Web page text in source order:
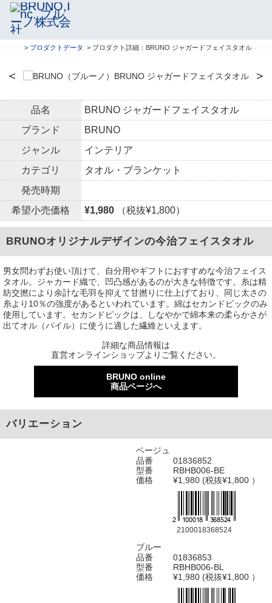
> プロダクトデータ > プロダクト詳細：BRUNO ジャガードフェイスタオル
＜ ＞
品名
BRUNO ジャガードフェイスタオル
ブランド
BRUNO
ジャンル
インテリア
カテゴリ
タオル・ブランケット
発売時期
希望小売価格
¥1,980 （税抜¥1,800）
BRUNOオリジナルデザインの今治フェイスタオル
男女問わずお使い頂けて、自分用やギフトにおすすめな今治フェイス
タオル。ジャカード織で、凹凸感があるのが大きな特徴です。糸は精
紡交撚により余計な毛羽を抑えて甘撚りに仕上げており、同じ太さの
糸より10％の強度があるといわれています。綿はセカンドピックのみ
使用しています。セカンドピックは、しなやかで綿本来の柔らかさが
出てオル（パイル）に使うに適した繊維といえます。
詳細な商品情報は
直営オンラインショップよりご覧ください。
BRUNO online
商品ページへ
バリエーション
ベージュ
品番
01836852
型番
RBHB006-BE
価格
¥1,980 (税抜¥1,800 ）
2100018368524
ブルー
品番
01836853
型番
RBHB006-BL
価格
¥1,980 (税抜¥1,800 ）